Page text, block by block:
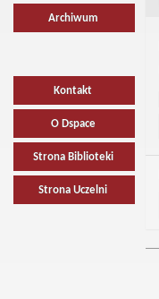
Archiwum
Kontakt
O Dspace
Strona Biblioteki
Strona Uczelni